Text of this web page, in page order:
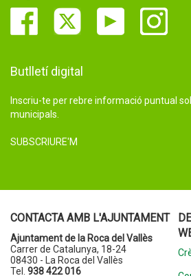
Butlletí digital
Inscriu-te per rebre informació puntual
municipals.
SUBSCRIURE'M
CONTACTA AMB L'AJUNTAMENT
Ajuntament de la Roca del Vallès
Carrer de Catalunya, 18-24
08430 - La Roca del Vallès
Tel. 938 422 016